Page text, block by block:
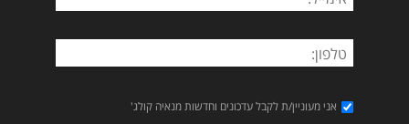
אני מעוניין/ת לקבל עדכונים וחדשות מנאיה קולג'